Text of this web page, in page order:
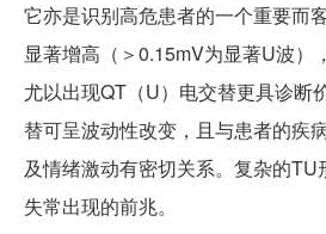
它亦是识别高危患者的一个重要而
显著增高（＞0.15mV为显著U波）
尤以出现QT（U）电交替更具诊断
替可呈波动性改变，且与患者的疾
及情绪激动有密切关系。复杂的
失常出现的前兆。